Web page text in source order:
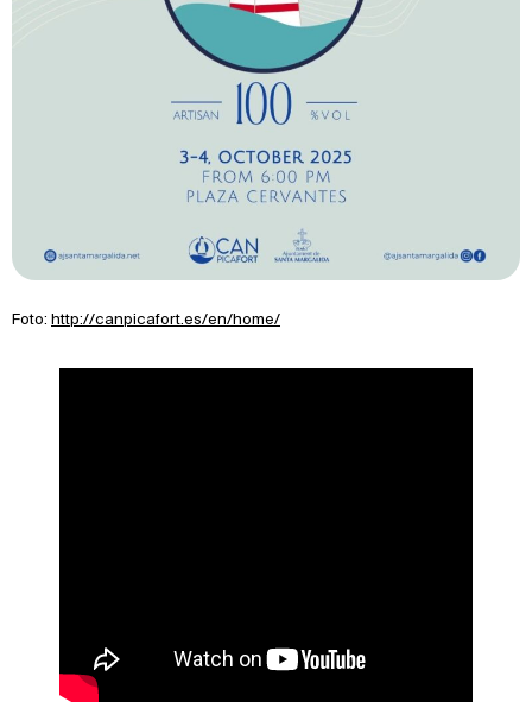
Foto: http://canpicafort.es/en/home/